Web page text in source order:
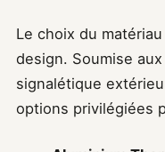
Le choix du
design. Soumise
signalétique
options privilégiées